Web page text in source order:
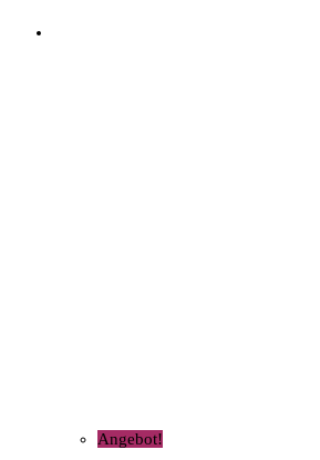
Angebot!